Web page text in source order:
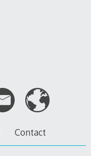
Contact